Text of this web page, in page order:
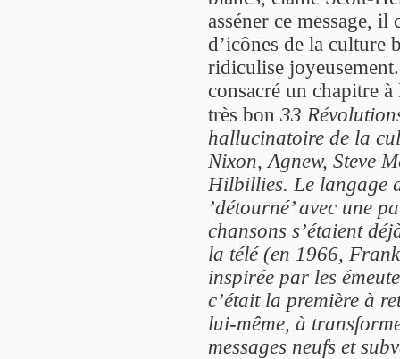
asséner ce message,
d’icônes de la culture
ridiculise
consacré un chapitre
très bon 33
hallucinatoire de la
Nixon, Agnew, Steve
Hilbillies. Le langage
’détourné’ avec une
chansons s’étaient
la télé (en 1966,
inspirée par les
c’était la première à
lui-même, à
messages neufs et